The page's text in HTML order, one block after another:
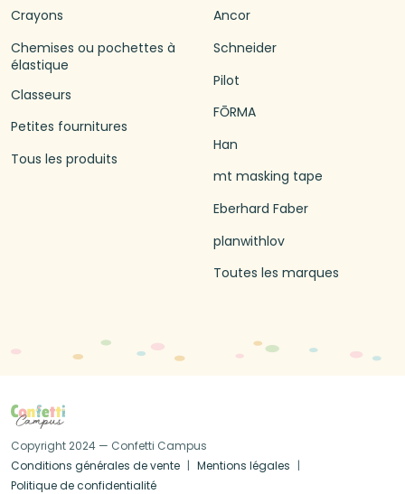
Crayons
Chemises ou pochettes à
élastique
Classeurs
Petites fournitures
Tous les produits
Ancor
Schneider
Pilot
FŌRMA
Han
mt masking tape
Eberhard Faber
planwithlov
Toutes les marques
Copyright 2024 — Confetti Campus
Conditions générales de vente
Mentions légales
Politique de confidentialité